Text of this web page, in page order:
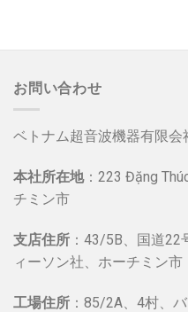
お問い合わせ
ベトナム超音波機器有限会
本社所在地：223 Đặng
チミン市
支店住所 ：43/5B、国道
ィーソン社、ホーチミン市
工場住所 ：85/2A、4村、